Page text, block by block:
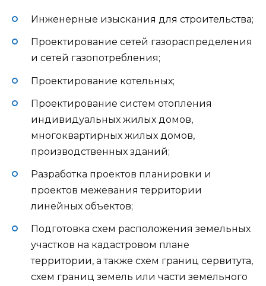
Инженерные изыскания для строительства;
Проектирование сетей газораспределения
и сетей газопотребления;
Проектирование котельных;
Проектирование систем отопления
индивидуальных жилых домов,
многоквартирных жилых домов,
производственных зданий;
Разработка проектов планировки и
проектов межевания территории
линейных объектов;
Подготовка схем расположения земельных
участков на кадастровом плане
территории, а также схем границ сервитута,
схем границ земель или части земельного